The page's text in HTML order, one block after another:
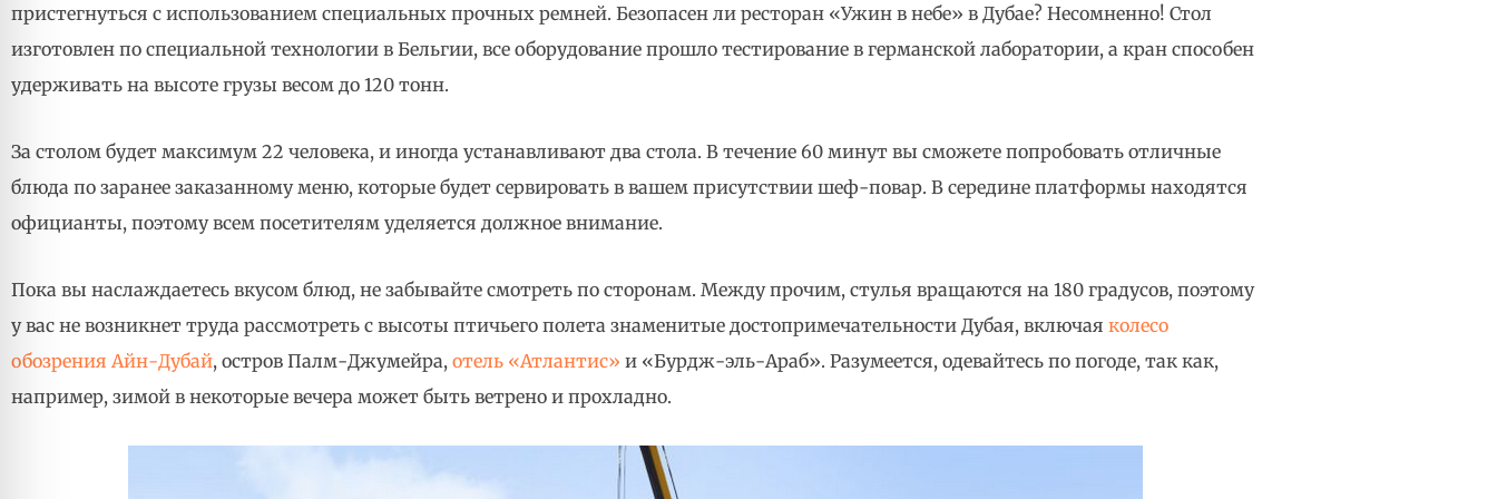
пристегнуться с использованием специальных прочных ремней. Безопасен ли ресторан «Ужин в небе» в Дубае? Несомненно! Стол
изготовлен по специальной технологии в Бельгии, все оборудование прошло тестирование в германской лаборатории, а кран способен
удерживать на высоте грузы весом до 120 тонн.
За столом будет максимум 22 человека, и иногда устанавливают два стола. В течение 60 минут вы сможете попробовать отличные
блюда по заранее заказанному меню, которые будет сервировать в вашем присутствии шеф-повар. В середине платформы находятся
официанты, поэтому всем посетителям уделяется должное внимание.
Пока вы наслаждаетесь вкусом блюд, не забывайте смотреть по сторонам. Между прочим, стулья вращаются на 180 градусов, поэтому
у вас не возникнет труда рассмотреть с высоты птичьего полета знаменитые достопримечательности Дубая, включая колесо
обозрения Айн-Дубай, остров Палм-Джумейра, отель «Атлантис» и «Бурдж-эль-Араб». Разумеется, одевайтесь по погоде, так как,
например, зимой в некоторые вечера может быть ветрено и прохладно.